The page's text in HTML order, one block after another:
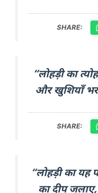
SHARE:
“लोहड़ी का
और खुशियाँ भर
SHARE:
“लोहड़ी का
का दीप